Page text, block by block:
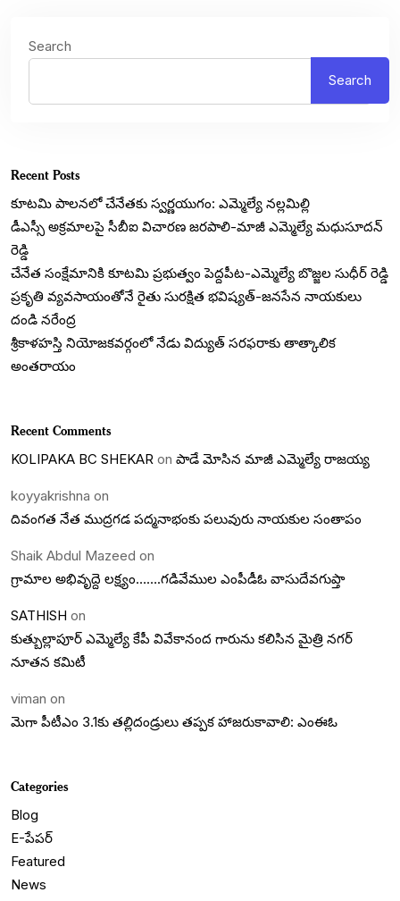
Search
Search
Recent Posts
కూటమి పాలనలో చేనేతకు స్వర్ణయుగం: ఎమ్మెల్యే నల్లమిల్లి
డీఎస్సీ అక్రమాలపై సీబీఐ విచారణ జరపాలి-మాజీ ఎమ్మెల్యే మధుసూదన్
రెడ్డి
చేనేత సంక్షేమానికి కూటమి ప్రభుత్వం పెద్దపీట-ఎమ్మెల్యే బొజ్జల సుధీర్ రెడ్డి
ప్రకృతి వ్యవసాయంతోనే రైతు సురక్షిత భవిష్యత్-జనసేన నాయకులు
దండి నరేంద్ర
శ్రీకాళహస్తి నియోజకవర్గంలో నేడు విద్యుత్ సరఫరాకు తాత్కాలిక
అంతరాయం
Recent Comments
KOLIPAKA BC SHEKAR on పాడే మోసిన మాజీ ఎమ్మెల్యే రాజయ్య
koyyakrishna on
దివంగత నేత ముద్రగడ పద్మనాభంకు పలువురు నాయకుల సంతాపం
Shaik Abdul Mazeed on
గ్రామాల అభివృద్దె లక్ష్యం…….గడివేముల ఎంపీడీఓ వాసుదేవగుప్తా
SATHISH on
కుత్బుల్లాపూర్ ఎమ్మెల్యే కేపీ వివేకానంద గారును కలిసిన మైత్రి నగర్
నూతన కమిటీ
viman on
మెగా పీటీఎం 3.1కు తల్లిదండ్రులు తప్పక హాజరుకావాలి: ఎంఈఓ
Categories
Blog
E-పేపర్
Featured
News